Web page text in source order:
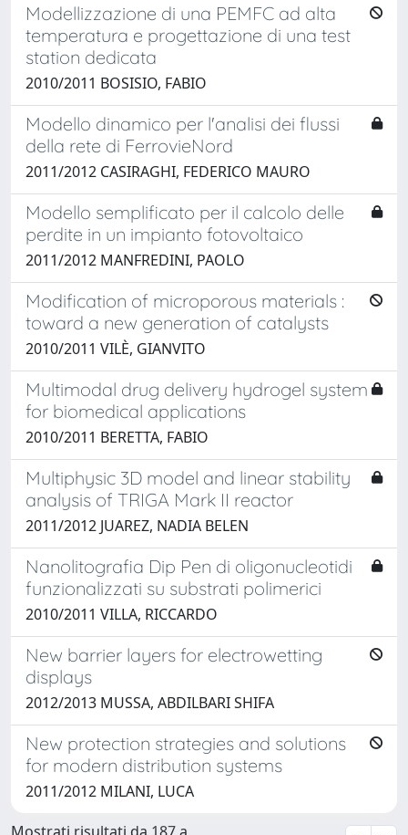
Modellizzazione di una PEMFC ad alta
temperatura e progettazione di una test
station dedicata
2010/2011 BOSISIO, FABIO
Modello dinamico per l'analisi dei flussi
della rete di FerrovieNord
2011/2012 CASIRAGHI, FEDERICO MAURO
Modello semplificato per il calcolo delle
perdite in un impianto fotovoltaico
2011/2012 MANFREDINI, PAOLO
Modification of microporous materials :
toward a new generation of catalysts
2010/2011 VILÈ, GIANVITO
Multimodal drug delivery hydrogel system
for biomedical applications
2010/2011 BERETTA, FABIO
Multiphysic 3D model and linear stability
analysis of TRIGA Mark II reactor
2011/2012 JUAREZ, NADIA BELEN
Nanolitografia Dip Pen di oligonucleotidi
funzionalizzati su substrati polimerici
2010/2011 VILLA, RICCARDO
New barrier layers for electrowetting
displays
2012/2013 MUSSA, ABDILBARI SHIFA
New protection strategies and solutions
for modern distribution systems
2011/2012 MILANI, LUCA
Mostrati risultati da 187 a